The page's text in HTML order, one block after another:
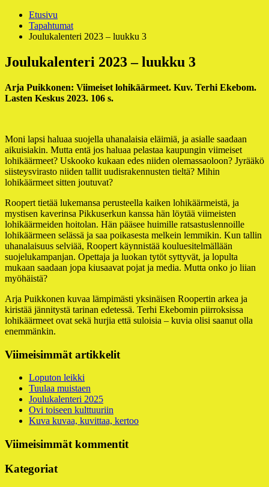
Murupolku
Etusivu
Tapahtumat
Joulukalenteri 2023 – luukku 3
Joulukalenteri 2023 – luukku 3
Arja Puikkonen: Viimeiset lohikäärmeet. Kuv. Terhi Ekebom.
Lasten Keskus 2023. 106 s.
Moni lapsi haluaa suojella uhanalaisia eläimiä, ja asialle saadaan
aikuisiakin. Mutta entä jos haluaa pelastaa kaupungin viimeiset
lohikäärmeet? Uskooko kukaan edes niiden olemassaoloon? Jyrääkö
siisteysvirasto niiden tallit uudisrakennusten tieltä? Mihin
lohikäärmeet sitten joutuvat?
Roopert tietää lukemansa perusteella kaiken lohikäärmeistä, ja
mystisen kaverinsa Pikkuserkun kanssa hän löytää viimeisten
lohikäärmeiden hoitolan. Hän pääsee huimille ratsastuslennoille
lohikäärmeen selässä ja saa poikasesta melkein lemmikin. Kun tallin
uhanalaisuus selviää, Roopert käynnistää kouluesitelmällään
suojelukampanjan. Opettaja ja luokan tytöt syttyvät, ja lopulta
mukaan saadaan jopa kiusaavat pojat ja media. Mutta onko jo liian
myöhäistä?
Arja Puikkonen kuvaa lämpimästi yksinäisen Roopertin arkea ja
kiristää jännitystä tarinan edetessä. Terhi Ekebomin piirroksissa
lohikäärmeet ovat sekä hurjia että suloisia – kuvia olisi saanut olla
enemmänkin.
Alapalkin
sivupalkki
Viimeisimmät artikkelit
Loputon leikki
Tuulaa muistaen
Joulukalenteri 2025
Ovi toiseen kulttuuriin
Kuva kuvaa, kuvittaa, kertoo
Viimeisimmät kommentit
Kategoriat